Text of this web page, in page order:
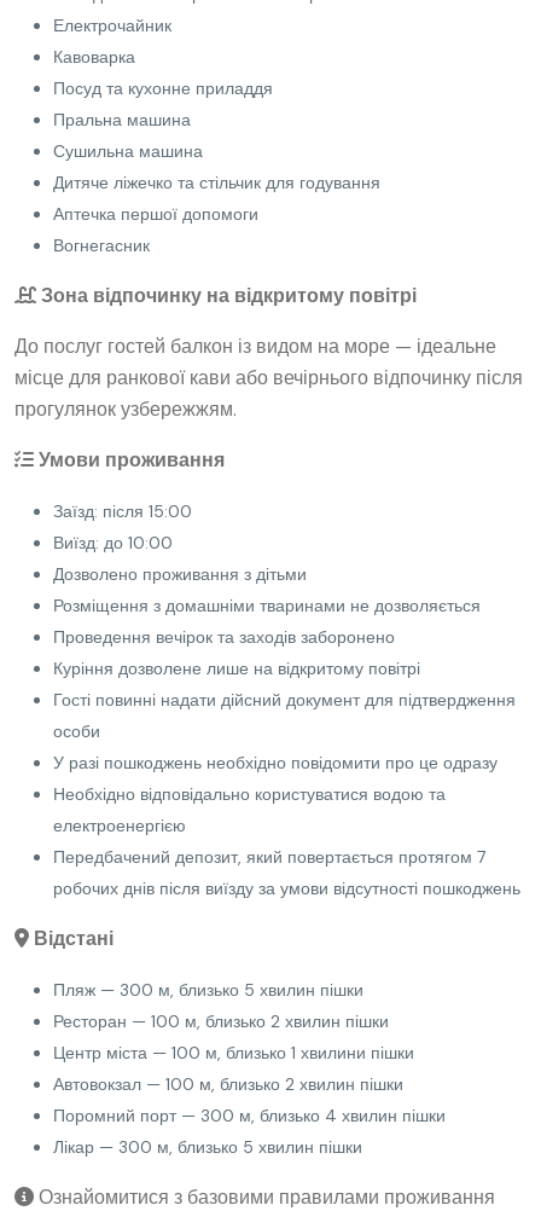
Електрочайник
Кавоварка
Посуд та кухонне приладдя
Пральна машина
Сушильна машина
Дитяче ліжечко та стільчик для годування
Аптечка першої допомоги
Вогнегасник
Зона відпочинку на відкритому повітрі
До послуг гостей балкон із видом на море — ідеальне
місце для ранкової кави або вечірнього відпочинку після
прогулянок узбережжям.
Умови проживання
Заїзд: після 15:00
Виїзд: до 10:00
Дозволено проживання з дітьми
Розміщення з домашніми тваринами не дозволяється
Проведення вечірок та заходів заборонено
Куріння дозволене лише на відкритому повітрі
Гості повинні надати дійсний документ для підтвердження
особи
У разі пошкоджень необхідно повідомити про це одразу
Необхідно відповідально користуватися водою та
електроенергією
Передбачений депозит, який повертається протягом 7
робочих днів після виїзду за умови відсутності пошкоджень
Відстані
Пляж — 300 м, близько 5 хвилин пішки
Ресторан — 100 м, близько 2 хвилин пішки
Центр міста — 100 м, близько 1 хвилини пішки
Автовокзал — 100 м, близько 2 хвилин пішки
Поромний порт — 300 м, близько 4 хвилин пішки
Лікар — 300 м, близько 5 хвилин пішки
Ознайомитися з базовими правилами проживання